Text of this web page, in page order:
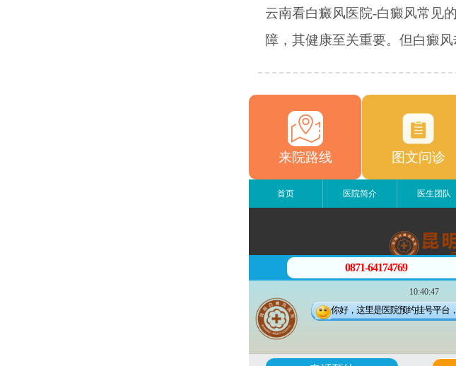
云南看白癜风医院-白癜风常见
障，其健康至关重要。但白癜
来院路线 图文问诊
首页 医院简介 医生团队
昆
昆明
版权所
联系电
0871-64174769
10:40:47
你好，这里是医院预约挂号平台